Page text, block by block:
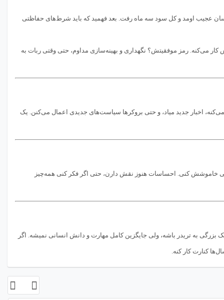
عجیب اومد و کل سود سه ماه رفت. بعد فهمید که باید شرط‌های حفاظتی
کار می‌کنه. رمز موفقیتش؟ نگهداری و بهینه‌سازی مداوم، حتی وقتی ربات به
اخبار جدید میاد، و حتی بروکرها سیاست‌های جدیدی اعمال می‌کنن. یک
خاموشش کنی. احساسات هنوز نقش دارن، حتی اگر فکر کنی همه‌چیز
به تریدر باشه، ولی جایگزین کامل مهارت و دانش انسانی نمیشه. اگر
کنارت کار کنه.